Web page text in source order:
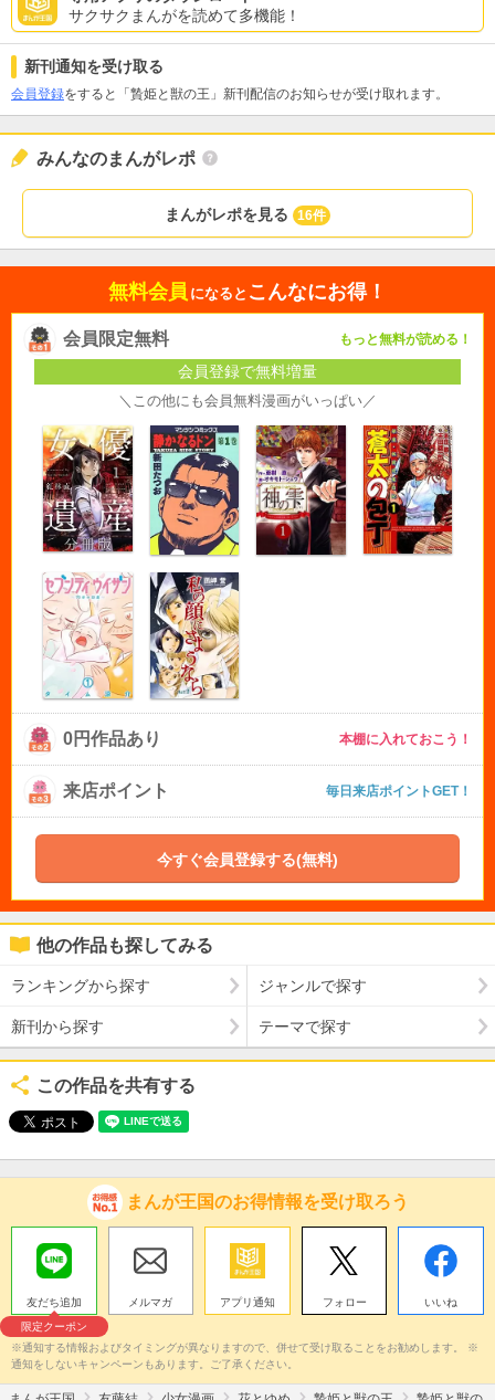
サクサクまんがを読めて多機能！
新刊通知を受け取る
会員登録をすると「贄姫と獣の王」新刊配信のお知らせが受け取れます。
みんなのまんがレポ
まんがレポを見る 16件
無料会員 になると こんなにお得！
会員限定無料 もっと無料が読める！
会員登録で無料増量
＼この他にも会員無料漫画がいっぱい／
0円作品あり 本棚に入れておこう！
来店ポイント 毎日来店ポイントGET！
今すぐ会員登録する(無料)
他の作品も探してみる
ランキングから探す ジャンルで探す
新刊から探す テーマで探す
この作品を共有する
まんが王国のお得情報を受け取ろう
友だち追加
限定クーポン
メルマガ アプリ通知 フォロー いいね
※通知する情報およびタイミングが異なりますので、併せて受け取ることをお勧めします。 ※
通知をしないキャンペーンもあります。ご了承ください。